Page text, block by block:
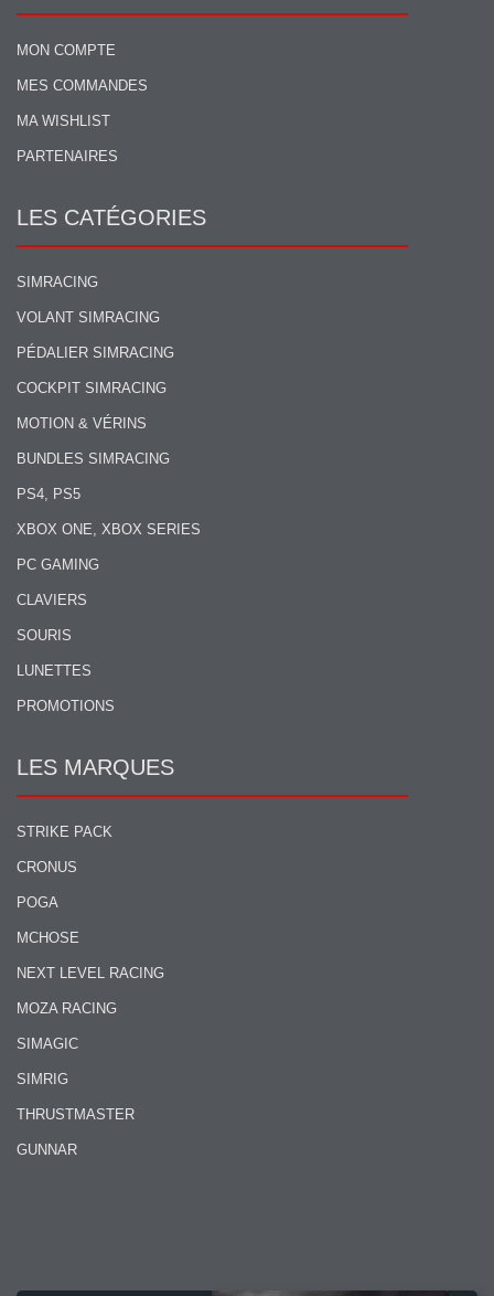
MON COMPTE
MES COMMANDES
MA WISHLIST
PARTENAIRES
LES CATÉGORIES
SIMRACING
VOLANT SIMRACING
PÉDALIER SIMRACING
COCKPIT SIMRACING
MOTION & VÉRINS
BUNDLES SIMRACING
PS4, PS5
XBOX ONE, XBOX SERIES
PC GAMING
CLAVIERS
SOURIS
LUNETTES
PROMOTIONS
LES MARQUES
STRIKE PACK
CRONUS
POGA
MCHOSE
NEXT LEVEL RACING
MOZA RACING
SIMAGIC
SIMRIG
THRUSTMASTER
GUNNAR